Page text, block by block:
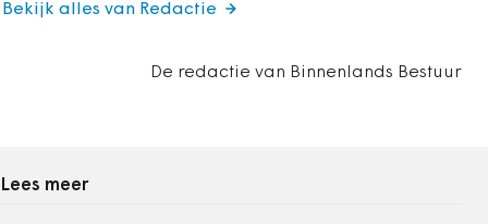
De redactie van Binnenlands Bestuur
Bekijk alles van Redactie
Lees meer